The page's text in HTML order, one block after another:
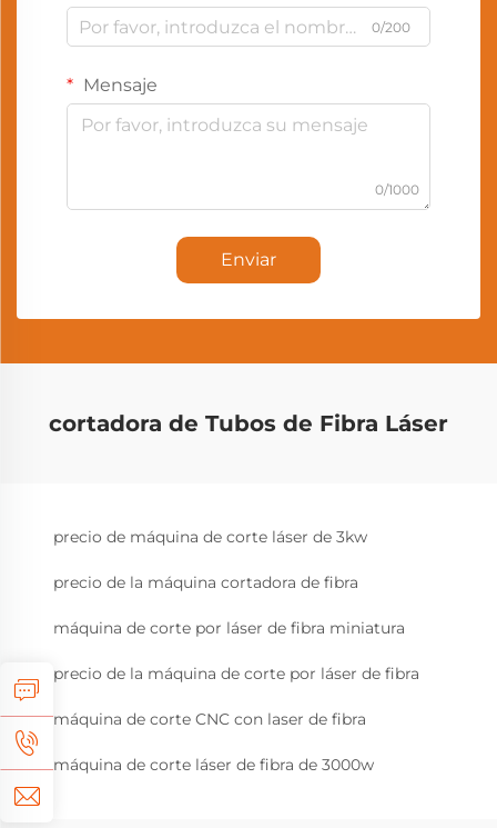
0/200
Mensaje
0/1000
Enviar
cortadora de Tubos de Fibra Láser
precio de máquina de corte láser de 3kw
precio de la máquina cortadora de fibra
máquina de corte por láser de fibra miniatura
precio de la máquina de corte por láser de fibra
máquina de corte CNC con laser de fibra
máquina de corte láser de fibra de 3000w